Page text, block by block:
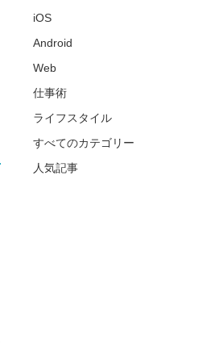
iOS
Android
Web
仕事術
ライフスタイル
すべてのカテゴリー
人気記事